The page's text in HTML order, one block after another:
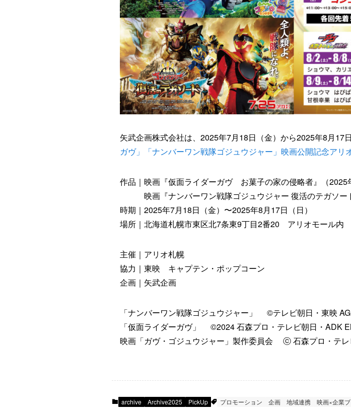
矢武企画株式会社は、2025年7月18日（金）から2025年8月17
ガヴ」「ナンバーワン戦隊ゴジュウジャー」映画公開記念アリ
作品｜映画『仮面ライダーガヴ お菓子の家の侵略者』（2025
映画『ナンバーワン戦隊ゴジュウジャー 復活のテガソード
時期｜2025年7月18日（金）〜2025年8月17日（日）
場所｜北海道札幌市東区北7条東9丁目2番20 アリオモール内
主催｜アリオ札幌
協力｜東映 キャプテン・ポップコーン
企画｜矢武企画
「ナンバーワン戦隊ゴジュウジャー」 ©テレビ朝日・東映
「仮面ライダーガヴ」 ©2024 石森プロ・テレビ朝日・ADK
映画「ガヴ・ゴジュウジャー」製作委員会 ⓒ 石森プロ・テ
archive Archive2025 PickUp プロモーション 企画 地域連携 映画×企業